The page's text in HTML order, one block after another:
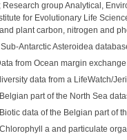
Research group Analytical,
for Evolutionary Life
plant carbon, nitrogen and
Antarctic Asteroidea
from Ocean margin
data from a LifeWatch/
part of the North Sea
data of the Belgian part of
a and particulate